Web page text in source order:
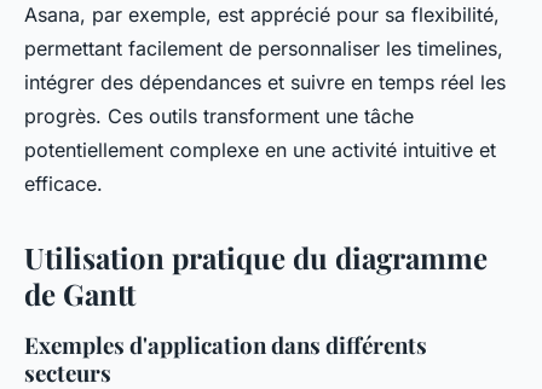
Asana, par exemple, est apprécié pour sa flexibilité,
permettant facilement de personnaliser les timelines,
intégrer des dépendances et suivre en temps réel les
progrès. Ces outils transforment une tâche
potentiellement complexe en une activité intuitive et
efficace.
Utilisation pratique du diagramme
de Gantt
Exemples d'application dans différents
secteurs